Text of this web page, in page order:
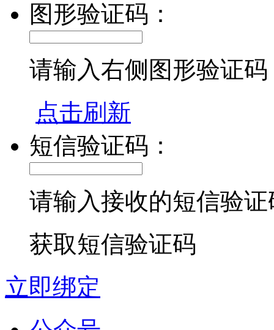
图形验证码：
请输入右侧图形验证码
点击刷新
短信验证码：
请输入接收的短信验证
获取短信验证码
立即绑定